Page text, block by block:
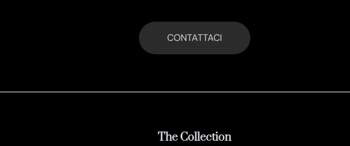
CONTATTACI
The Collection